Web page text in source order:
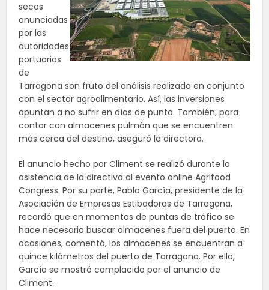
secos
anunciadas
por las
autoridades
portuarias
de
Tarragona son fruto del análisis realizado en conjunto
con el sector agroalimentario. Así, las inversiones
apuntan a no sufrir en días de punta. También, para
contar con almacenes pulmón que se encuentren
más cerca del destino, aseguró la directora.
El anuncio hecho por Climent se realizó durante la
asistencia de la directiva al evento online Agrifood
Congress. Por su parte, Pablo García, presidente de la
Asociación de Empresas Estibadoras de Tarragona,
recordó que en momentos de puntas de tráfico se
hace necesario buscar almacenes fuera del puerto. En
ocasiones, comentó, los almacenes se encuentran a
quince kilómetros del puerto de Tarragona. Por ello,
García se mostró complacido por el anuncio de
Climent.